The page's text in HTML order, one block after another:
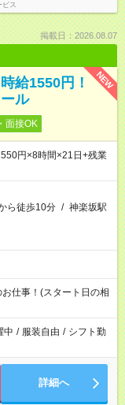
ビス
掲載日：2026.08.07
NEW
給1550円！
ル
面接OK
円×8時間×21日+残業
ら徒歩10分 / 神楽坂駅
仕事！(スタート日の相
中 / 服装自由 / シフト勤
詳細へ